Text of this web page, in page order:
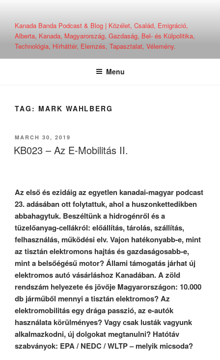
contentKanada Banda Podcast & Blog | Közélet, Család, Emigráció,
Alberta, Kanada, Magyarország, Gazdaság, Bel- és Külpolitika,
Technológia, Hírháttér, Elemzés, Tapasztalat, Vélemény.
Menu
TAG: MARK WAHLBERG
POSTED
ON
MARCH 30, 2019
KB023 – Az E-Mobilitás II.
Az első és ezidáig az egyetlen kanadai-magyar podcast
23. adásában ott folytattuk, ahol a huszonkettedikben
abbahagytuk. Beszéltünka hidrogénről és a
tüzelőanyag-cellákról: előállítás, tárolás, szállítás,
felhasználás, működési elv. Vajon hatékonyabb-e, mint
az tisztán elektromons hajtás és gazdaságosabb-e,
mint a belsőégésű motor? Állami támogatás járhat új
elektromos autó vásárláshoz Kanadában. A zöld
rendszám helyezete és jövője Magyarországon: 10.000
db járműből mennyi a tisztán elektromos? Az
elektromobilitás egy drága passzió, az e-autók
használata körülményes? Vagy csak lusták vagyunk
alkalmazkodni, új dolgokat megtanulni? Hatótáv
szabványok: EPA / NEDC / WLTP – melyik micsoda?